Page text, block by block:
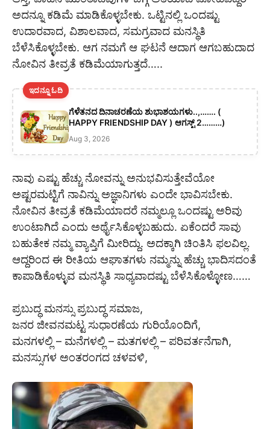
ಅದನ್ನೂ ಕಡಿಮೆ ಮಾಡಿಕೊಳ್ಳಬೇಕು. ಒಟ್ಟಿನಲ್ಲಿ ಒಂದಷ್ಟು
ಉದಾರವಾದ, ವಿಶಾಲವಾದ, ಸಮಗ್ರವಾದ ಮನಸ್ಥಿತಿ
ಬೆಳೆಸಿಕೊಳ್ಳಬೇಕು. ಆಗ ನಮಗೆ ಆ ಘಟನೆ ಆದಾಗ ಆಗಬಹುದಾದ
ನೋವಿನ ತೀವ್ರತೆ ಕಡಿಮೆಯಾಗುತ್ತದೆ…..
ಇದನ್ನೂ ಓದಿ
ಗೆಳೆತನದ ದಿನಾಚರಣೆಯ ಶುಭಾಶಯಗಳು..,……. (
HAPPY FRIENDSHIP DAY ) ಆಗಸ್ಟ್ 2………)
Aug 3, 2026
ನಾವು ಎಷ್ಟು ಹೆಚ್ಚು ನೋವನ್ನು ಅನುಭವಿಸುತ್ತೇವೆಯೋ
ಅಷ್ಟರಮಟ್ಟಿಗೆ ನಾವಿನ್ನು ಅಜ್ಞಾನಿಗಳು ಎಂದೇ ಭಾವಿಸಬೇಕು.
ನೋವಿನ ತೀವ್ರತೆ ಕಡಿಮೆಯಾದರೆ ನಮ್ಮಲ್ಲೂ ಒಂದಷ್ಟು ಅರಿವು
ಉಂಟಾಗಿದೆ ಎಂದು ಅರ್ಥೈಸಿಕೊಳ್ಳಬಹುದು. ಏಕೆಂದರೆ ಸಾವು
ಬಹುತೇಕ ನಮ್ಮ ವ್ಯಾಪ್ತಿಗೆ ಮೀರಿದ್ದು. ಅದಕ್ಕಾಗಿ ಚಿಂತಿಸಿ ಫಲವಿಲ್ಲ.
ಆದ್ದರಿಂದ ಈ ರೀತಿಯ ಆಘಾತಗಳು ನಮ್ಮನ್ನು ಹೆಚ್ಚು ಭಾದಿಸದಂತೆ
ಕಾಪಾಡಿಕೊಳ್ಳುವ ಮನಸ್ಥಿತಿ ಸಾಧ್ಯವಾದಷ್ಟು ಬೆಳೆಸಿಕೊಳ್ಳೋಣ……
ಪ್ರಬುದ್ಧ ಮನಸ್ಸು ಪ್ರಬುದ್ಧ ಸಮಾಜ,
ಜನರ ಜೀವನಮಟ್ಟ ಸುಧಾರಣೆಯ ಗುರಿಯೊಂದಿಗೆ,
ಮನಗಳಲ್ಲಿ – ಮನೆಗಳಲ್ಲಿ – ಮತಗಳಲ್ಲಿ – ಪರಿವರ್ತನೆಗಾಗಿ,
ಮನಸ್ಸುಗಳ ಅಂತರಂಗದ ಚಳವಳಿ,